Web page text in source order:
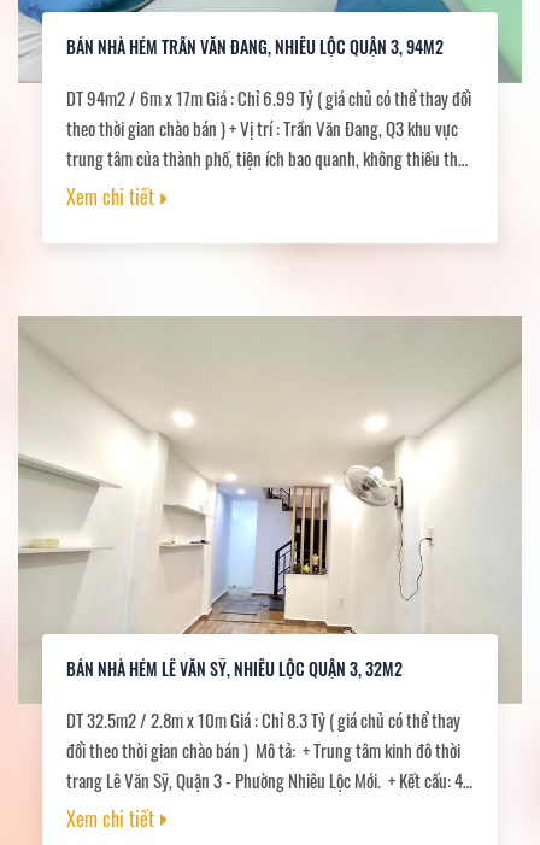
BÁN NHÀ HẺM TRẦN VĂN ĐANG, NHIÊU LỘC QUẬN 3, 94M2
DT 94m2 / 6m x 17m Giá : Chỉ 6.99 Tỷ ( giá chủ có thể thay đổi
theo thời gian chào bán ) + Vị trí : Trần Văn Đang, Q3 khu vực
trung tâm của thành phố, tiện ích bao quanh, không thiếu thứ
gì + Kết cấu : Nhà 4 tầng có 5pn, 5vs , sân thượng , đang có
thuê , CHDV. + Sổ hồng riêng hoàn công đầy đủ .
Xem chi tiết
BÁN NHÀ HẺM LÊ VĂN SỸ, NHIÊU LỘC QUẬN 3, 32M2
DT 32.5m2 / 2.8m x 10m Giá : Chỉ 8.3 Tỷ ( giá chủ có thể thay
đổi theo thời gian chào bán ) Mô tả: + Trung tâm kinh đô thời
trang Lê Văn Sỹ, Quận 3 - Phường Nhiêu Lộc Mới. + Kết cấu: 4
tầng BTCT - Trệt, 3 lầu, sân thượng hoàn công đủ. Gồm: khách,
Xem chi tiết